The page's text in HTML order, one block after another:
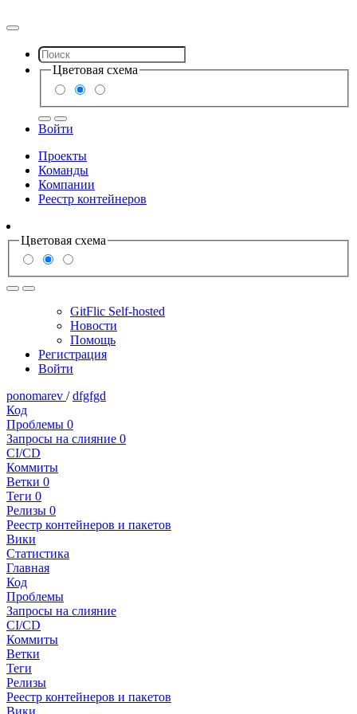
Цветовая схема
Войти
Проекты
Команды
Компании
Реестр контейнеров
Цветовая схема
GitFlic Self-hosted
Новости
Помощь
Регистрация
Войти
ponomarev / dfgfgd
Код
Проблемы 0
Запросы на слияние 0
CI/CD
Коммиты
Ветки 0
Теги 0
Релизы 0
Реестр контейнеров и пакетов
Вики
Статистика
Главная
Код
Проблемы
Запросы на слияние
CI/CD
Коммиты
Ветки
Теги
Релизы
Реестр контейнеров и пакетов